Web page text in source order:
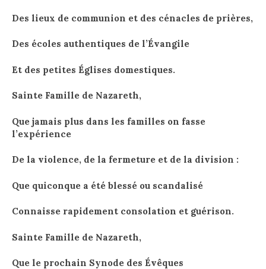
Des lieux de communion et des cénacles de prières,
Des écoles authentiques de l’Évangile
Et des petites Églises domestiques.
Sainte Famille de Nazareth,
Que jamais plus dans les familles on fasse
l’expérience
De la violence, de la fermeture et de la division :
Que quiconque a été blessé ou scandalisé
Connaisse rapidement consolation et guérison.
Sainte Famille de Nazareth,
Que le prochain Synode des Évêques